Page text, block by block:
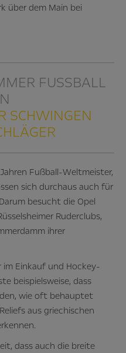
über dem Main bei
FUSSBALL S
SCHWINGEN
Fußball-Weltmeister,
sich durchaus auch für
besucht die Opel
Ruderclubs,
ihrer
im Einkauf und Hockey-
beispielsweise, dass
wie oft behauptet
aus griechischen
dass auch die breite